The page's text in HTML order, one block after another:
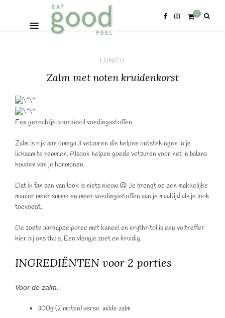
0
LUNCH
Zalm met noten kruidenkorst
Een gerechtje boordevol voedingsstoffen.
Zalm is rijk aan omega 3 vetzuren die helpen ontstekingen in je
lichaam te remmen. Alsook helpen goede vetzuren voor het in balans
houden van je hormonen.
Dat ik fan ben van look is niets nieuw 😉 Je brengt op een makkelijke
manier meer smaak en meer voedingsstoffen aan je maaltijd als je look
toevoegt.
De zoete aardappelpuree met kaneel en erythritol is een voltreffer
hier bij ons thuis. Een vleugje zoet en kruidig.
INGREDIËNTEN voor 2 porties
Voor de zalm:
300g (2 moten) verse wilde zalm